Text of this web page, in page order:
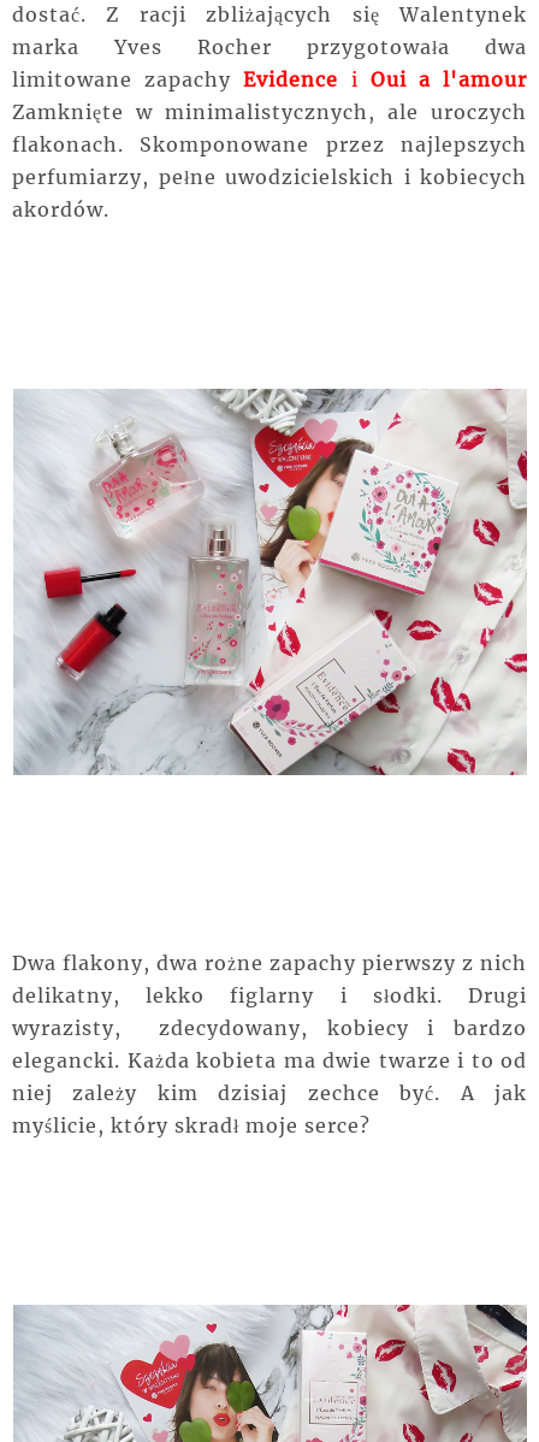
dostać. Z racji zbliżających się Walentynek
marka Yves Rocher przygotowała dwa
limitowane zapachy Evidence i Oui a l'amour
Zamknięte w minimalistycznych , ale uroczych
flakonach. Skomponowane przez najlepszych
perfumiarzy, pełne uwodzicielskich i kobiecych
akordów.
Dwa flakony, dwa rożne zapachy pierwszy z nich
delikatny, lekko figlarny i słodki. Drugi
wyrazisty, zdecydowany, kobiecy i bardzo
elegancki. Każda kobieta ma dwie twarze i to od
niej zależy kim dzisiaj zechce być. A jak
myślicie, który skradł moje serce?